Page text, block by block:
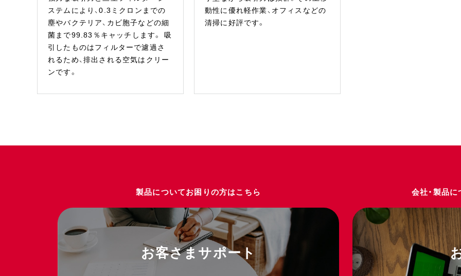
ステムにより、0.3ミクロンまでの
塵やバクテリア、カビ胞子などの細
菌まで99.83％キャッチします。 吸
引したものはフィルターで濾過さ
れるため、排出される空気はクリー
ンです。
動性に優れ軽作業、オフィスなどの
清掃に好評です。
製品についてお困りの方はこちら
お客さまサポート
会社・製品